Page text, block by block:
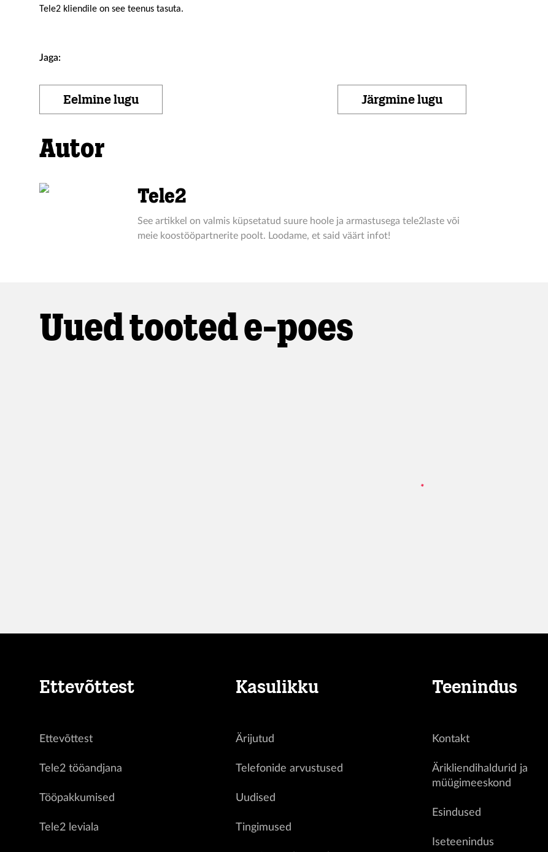
Tele2 kliendile on see teenus tasuta.
Jaga:
Eelmine lugu Järgmine lugu
Autor
Tele2
See artikkel on valmis küpsetatud suure hoole ja armastusega tele2laste või
meie koostööpartnerite poolt. Loodame, et said väärt infot!
Uued tooted e-poes
Ettevõttest
Ettevõttest
Tele2 tööandjana
Tööpakkumised
Tele2 leviala
Kasulikku
Ärijutud
Telefonide arvustused
Uudised
Tingimused
Teenindus
Kontakt
Ärikliendihaldurid ja
müügimeeskond
Esindused
Iseteenindus